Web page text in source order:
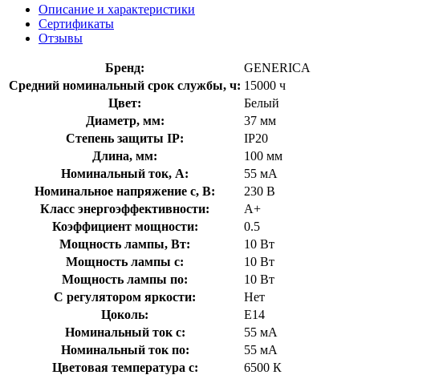
Описание и характеристики
Сертификаты
Отзывы
Бренд:
GENERICA
Средний номинальный срок службы, ч: 15000 ч
Цвет:
Белый
Диаметр, мм:
37 мм
Степень защиты IP:
IP20
Длина, мм:
100 мм
Номинальный ток, А:
55 мА
Номинальное напряжение с, В:
230 В
Класс энергоэффективности:
A+
Коэффициент мощности:
0.5
Мощность лампы, Вт:
10 Вт
Мощность лампы с:
10 Вт
Мощность лампы по:
10 Вт
С регулятором яркости:
Нет
Цоколь:
E14
Номинальный ток с:
55 мА
Номинальный ток по:
55 мА
Цветовая температура с:
6500 К